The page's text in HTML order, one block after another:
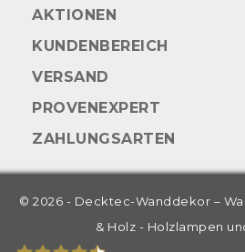
AKTIONEN
KUNDENBEREICH
VERSAND
PROVENEXPERT
ZAHLUNGSARTEN
© 2026 - Decktec-Wanddekor –
& Holz - Holzlampen